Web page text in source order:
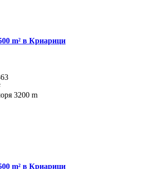
m² в Криарици
3200 m
m² в Криарици